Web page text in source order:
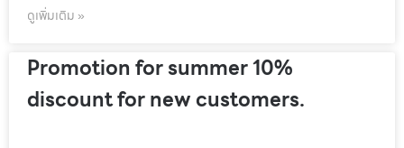
ดูเพิ่มเติม »
Promotion for summer 10%
discount for new customers.